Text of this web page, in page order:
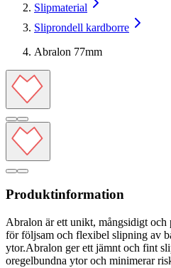
Slipmaterial
Sliprondell kardborre
Abralon 77mm
Produktinformation
Abralon är ett unikt, mångsidigt och
för följsam och flexibel slipning av
ytor.Abralon ger ett jämnt och fint
oregelbundna ytor och minimerar